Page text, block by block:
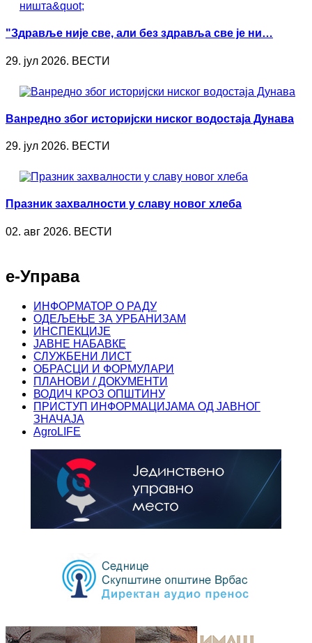
"Здравље није све, али без здравља све је ни…
29. јул 2026. ВЕСТИ
Ванредно због историјски ниског водостаја Дунава
29. јул 2026. ВЕСТИ
Празник захвалности у славу новог хлеба
02. авг 2026. ВЕСТИ
е-Управа
ИНФОРМАТОР О РАДУ
ОДЕЉЕЊЕ ЗА УРБАНИЗАМ
ИНСПЕКЦИЈЕ
ЈАВНЕ НАБАВКЕ
СЛУЖБЕНИ ЛИСТ
ОБРАСЦИ И ФОРМУЛАРИ
ПЛАНОВИ / ДОКУМЕНТИ
ВОДИЧ КРОЗ ОПШТИНУ
ПРИСТУП ИНФОРМАЦИЈАМА ОД ЈАВНОГ
ЗНАЧАЈА
AgroLIFE